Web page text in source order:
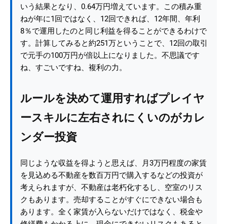
いう結果となり、0.64万円増えています。この積み重
ねが年に1回ではなく、12回できれば、12年間、年利
8％で運用したのと同じ利益を得ることができるわけで
す。計算してみると約251万ということで、12回の取引
で元手の100万円が倍以上になりました。不思議です
ね、すごいですね、複利の力。
ルールを決めて運用すればプレイヤ
ースキルに左右されにくいのがカレ
ンダー投資
同じような収益を得ようと思えば、月3万円程度の家賃
を見込める不動産を数百万円で購入するなどの投資が
考えられますが、不動産は老朽化するし、空室のリス
クもあります。売却することがすぐにできない場合も
あります。全く家賃が入らないだけではなく、税金や